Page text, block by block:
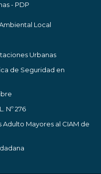
- PDP
Local
Urbanas
de Seguridad en
Nº 276
Mayores al CIAM de